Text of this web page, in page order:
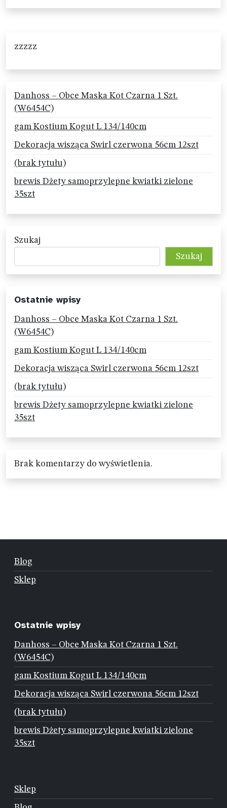
zzzzz
Danhoss – Obce Maska Kot Czarna 1 Szt.
(W6454C)
gam Kostium Kogut L 134/140cm
Dekoracja wisząca Swirl czerwona 56cm 12szt
(brak tytułu)
brewis Dżety samoprzylepne kwiatki zielone
35szt
Szukaj
Szukaj
Ostatnie wpisy
Danhoss – Obce Maska Kot Czarna 1 Szt.
(W6454C)
gam Kostium Kogut L 134/140cm
Dekoracja wisząca Swirl czerwona 56cm 12szt
(brak tytułu)
brewis Dżety samoprzylepne kwiatki zielone
35szt
Brak komentarzy do wyświetlenia.
Blog
Sklep
Ostatnie wpisy
Danhoss – Obce Maska Kot Czarna 1 Szt.
(W6454C)
gam Kostium Kogut L 134/140cm
Dekoracja wisząca Swirl czerwona 56cm 12szt
(brak tytułu)
brewis Dżety samoprzylepne kwiatki zielone
35szt
Sklep